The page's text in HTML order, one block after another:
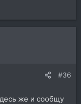
#36
же и сообщу